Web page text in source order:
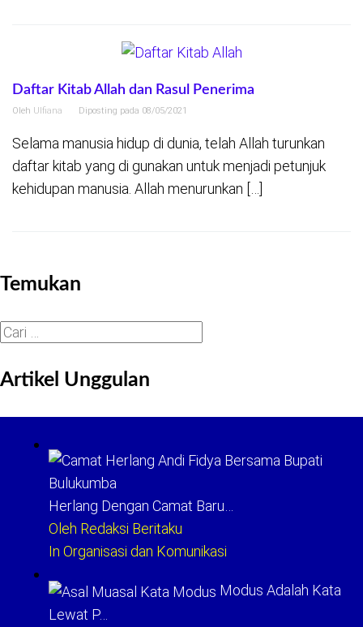
Daftar Kitab Allah dan Rasul Penerima
Oleh Ulfiana Diposting pada 08/05/2021
Selama manusia hidup di dunia, telah Allah turunkan
daftar kitab yang di gunakan untuk menjadi petunjuk
kehidupan manusia. Allah menurunkan […]
Temukan
Cari
Artikel Unggulan
Herlang Dengan Camat Baru…
Oleh Redaksi Beritaku
In Organisasi dan Komunikasi
Modus Adalah Kata
Lewat P…